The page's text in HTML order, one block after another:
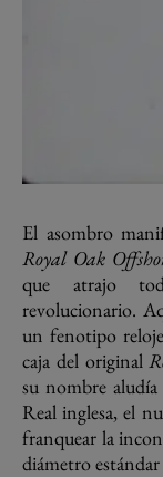
El asombro
Royal Oak
que atrajo
revolucionario.
un fenotipo
caja del original
su nombre
Real inglesa, el
franquear la
diámetro